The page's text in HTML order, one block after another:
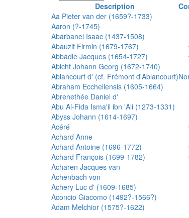
Description
Aa Pieter van der (1659?-1733)
Aaron (?-1745)
Abarbanel Isaac (1437-1508)
Abauzit Firmin (1679-1767)
Abbadie Jacques (1654-1727)
Abicht Johann Georg (1672-1740)
Ablancourt d' (cf. Frémont d'Ablancourt)
Abraham Ecchellensis (1605-1664)
Abrenethée Daniel d'
Abu Al-Fida Isma'il ibn 'Ali (1273-1331)
Abyss Johann (1614-1697)
Acéré
Achard Anne
Achard Antoine (1696-1772)
Achard François (1699-1782)
Acharen Jacques van
Achenbach von
Achery Luc d' (1609-1685)
Aconcio Giacomo (1492?-1566?)
Adam Melchior (1575?-1622)